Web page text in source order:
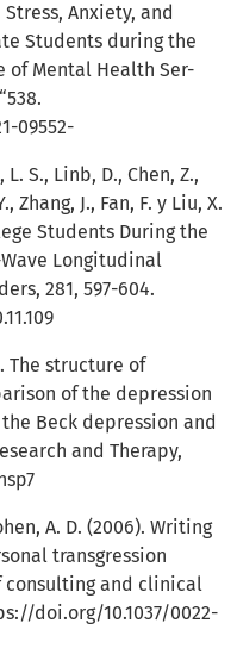
Stress, Anxiety, and
Students during the
of Mental Health Ser-
09552-
L. S., Linb, D., Chen, Z.,
Zhang, J., Fan, F. y Liu, X.
Students During the
Wave Longitudinal
281, 597-604.
The structure of
of the depression
Beck depression and
and Therapy,
A. D. (2006). Writing
transgression
consulting and clinical
doi.org/10.1037/0022-